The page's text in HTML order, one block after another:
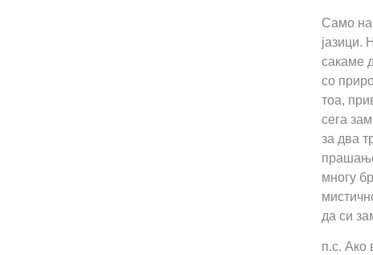
Само на
јазици.
сакаме
со
тоа,
сега
за два
многу
да си
п.с. Ако